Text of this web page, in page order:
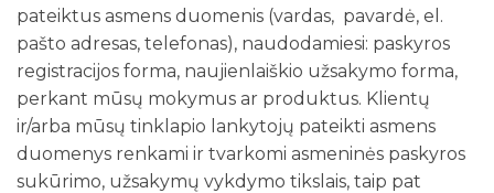
pateiktus asmens duomenis (vardas, pavardė, el.
pašto adresas, telefonas), naudodamiesi: paskyros
registracijos forma, naujienlaiškio užsakymo forma,
perkant mūsų mokymus ar produktus. Klientų
ir/arba mūsų tinklapio lankytojų pateikti asmens
duomenys renkami ir tvarkomi asmeninės paskyros
sukūrimo, užsakymų vykdymo tikslais, taip pat